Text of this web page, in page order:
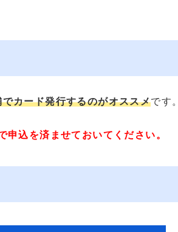
カード発行するのがオススメです。
申込を済ませておいてください。